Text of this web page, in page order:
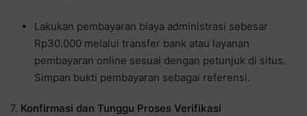
Lakukan pembayaran biaya administrasi sebesar
Rp30.000 melalui transfer bank atau layanan
pembayaran online sesuai dengan petunjuk di situs.
Simpan bukti pembayaran sebagai referensi.
7. Konfirmasi dan Tunggu Proses Verifikasi